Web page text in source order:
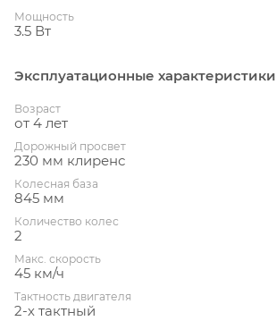
Мощность
3.5 Вт
Эксплуатационные характеристики
Возраст
от 4 лет
Дорожный просвет
230 мм клиренс
Колесная база
845 мм
Количество колес
2
Макс. скорость
45 км/ч
Тактность двигателя
2-х тактный